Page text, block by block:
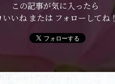
この記事が気に入ったら
いいね または フォローしてね！